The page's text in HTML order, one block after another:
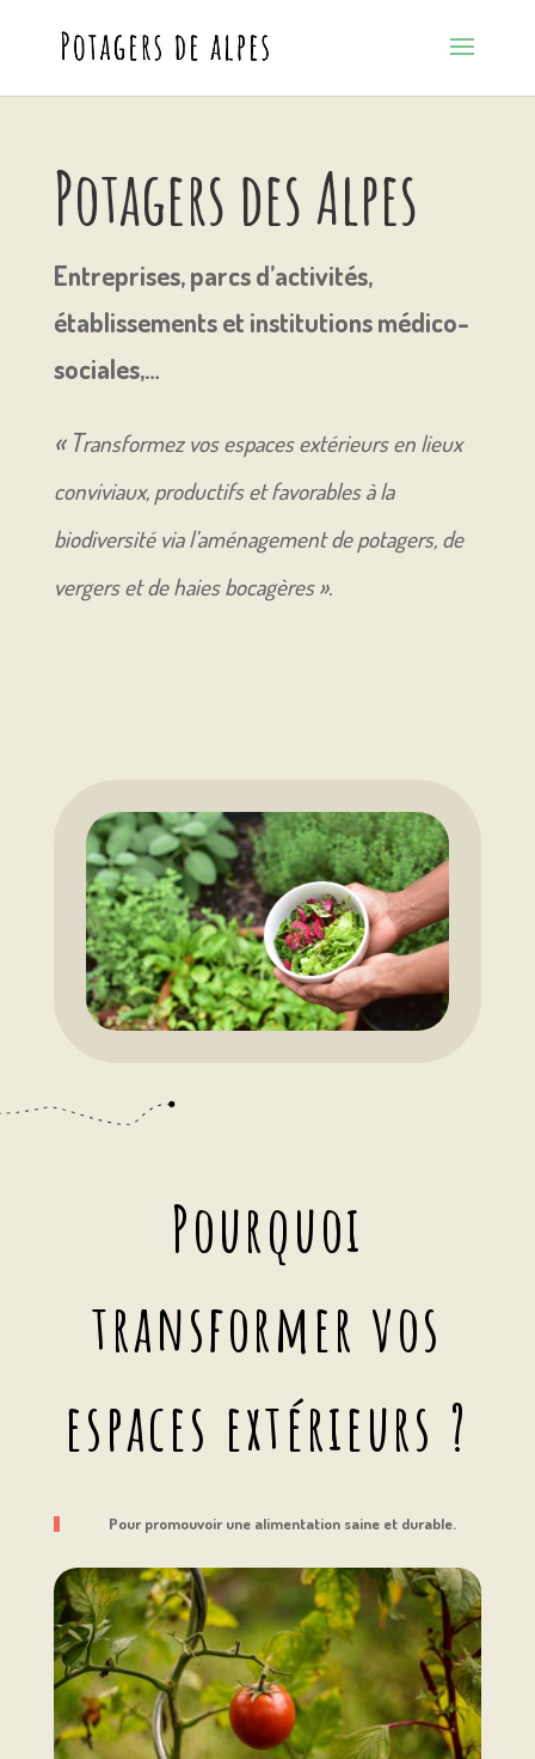
Potagers des Alpes
Entreprises, parcs d’activités,
établissements et institutions médico-
sociales,…
« Transformez vos espaces extérieurs en lieux
conviviaux, productifs et favorables à la
biodiversité via l’aménagement de potagers, de
vergers et de haies bocagères ».
Pourquoi
transformer vos
espaces extérieurs ?
Pour promouvoir une alimentation saine et durable.